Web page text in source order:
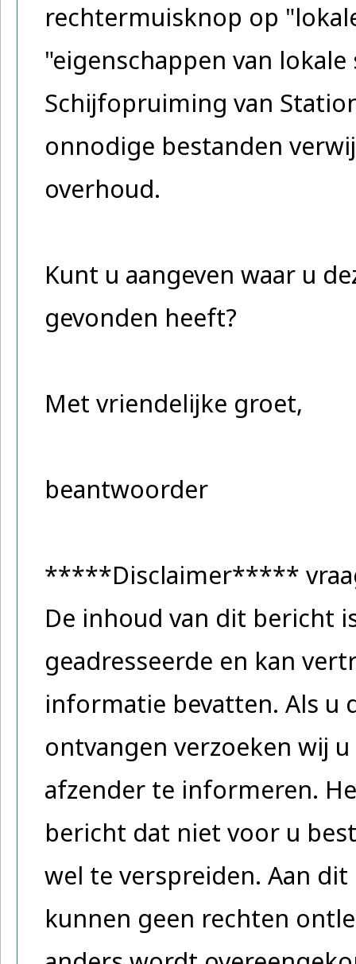
rechtermuisknop op
"eigenschappen van
Schijfopruiming van
onnodige bestanden
overhoud.
Kunt u aangeven waar u
gevonden heeft?
Met vriendelijke groet,
beantwoorder
*****Disclaimer*****
De inhoud van dit bericht
geadresseerde en kan
informatie bevatten. Als
ontvangen verzoeken wij
afzender te informeren.
bericht dat niet voor u
wel te verspreiden. Aan
kunnen geen rechten